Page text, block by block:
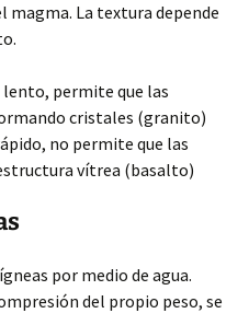
La textura depende
permite que las
cristales (granito)
no permite que las
vítrea (basalto)
por medio de agua.
del propio peso, se